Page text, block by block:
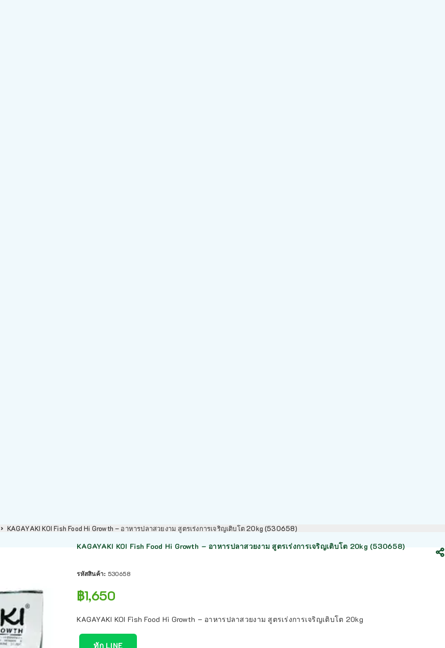
KAGAYAKI KOI Fish Food Hi Growth – อาหารปลาสวยงาม สูตรเร่งการเจริญเติบโต 20kg (530658)
KAGAYAKI KOI Fish Food Hi Growth – อาหารปลาสวยงาม สูตรเร่งการเจริญเติบโต 20kg (530658)
รหัสสินค้า: 530658
฿1,650
KAGAYAKI KOI Fish Food Hi Growth – อาหารปลาสวยงาม สูตรเร่งการเจริญเติบโต 20kg
ทัก LINE